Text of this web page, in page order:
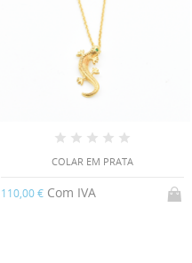
COLAR EM PRATA
110,00 € Com IVA